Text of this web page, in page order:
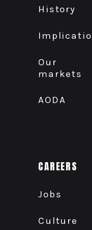
History
Our
markets
AODA
CAREERS
Jobs
Culture